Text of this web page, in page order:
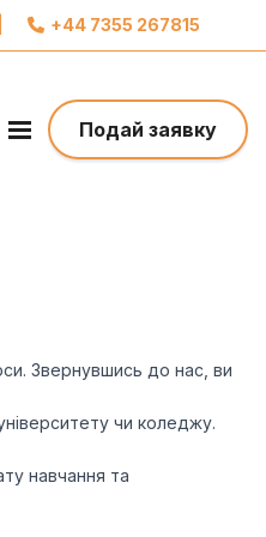
x
вам спам.
інформацією,
з вами щодо вашої
+44 7355 267815
Подай заявку
Звернувшись до нас, ви
чи коледжу.
навчання та